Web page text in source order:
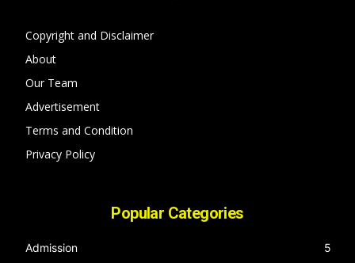
Copyright and Disclaimer
About
Our Team
Advertisement
Terms and Condition
Privacy Policy
Popular Categories
Admission
5